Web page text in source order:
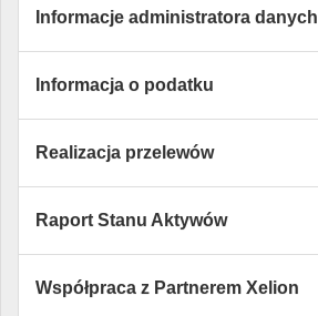
Informacje administratora danych
Informacja o podatku
Realizacja przelewów
Raport Stanu Aktywów
Współpraca z Partnerem Xelion